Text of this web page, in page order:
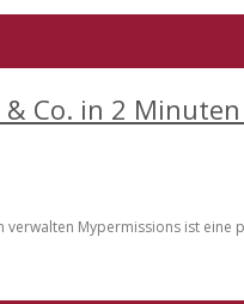
Co. in 2
Mypermissions ist